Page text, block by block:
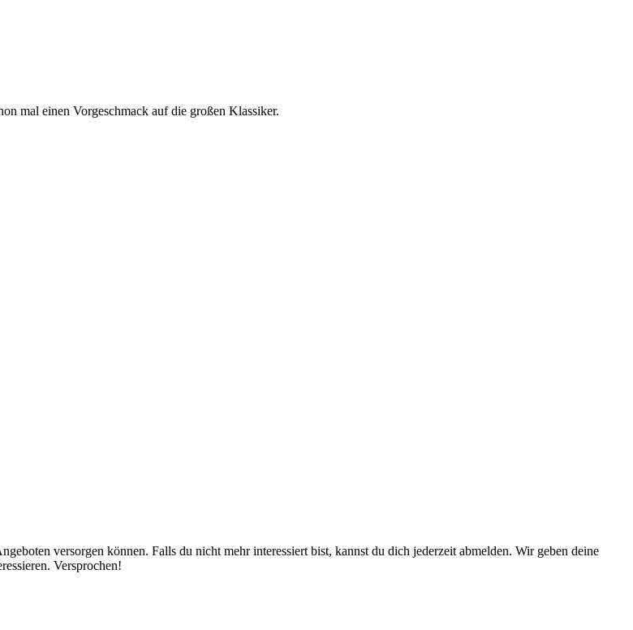
mal einen Vorgeschmack auf die großen Klassiker.
versorgen können. Falls du nicht mehr interessiert bist, kannst du dich jederzeit abmelden. Wir geben deine
Versprochen!